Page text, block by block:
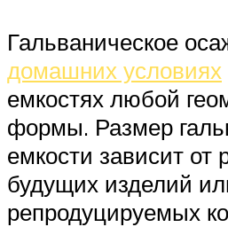
Гальваническое
домашних условиях
емкостях любой
формы. Размер
емкости зависит от
будущих изделий
репродуцируемых